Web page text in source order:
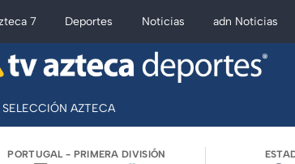
7 Deportes Noticias adn Noticias
SELECCIÓN AZTECA
PORTUGAL - PRIMERA DIVISIÓN